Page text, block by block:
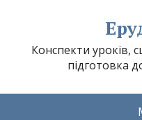
Конспекти уроків,
підготовка